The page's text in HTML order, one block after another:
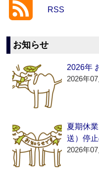
RSS
お知らせ
2026年
2026年
夏期休
送）停
2026年